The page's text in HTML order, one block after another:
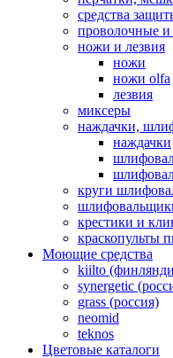
средства
проволочные
ножи и лезвия
ножи
ножи olfa
лезвия
миксеры
наждачки,
наждачки
круги
крестики и
краскопульты
Моющие средства
kiilto
synergetic
grass (россия)
neomid
teknos
Цветовые каталоги